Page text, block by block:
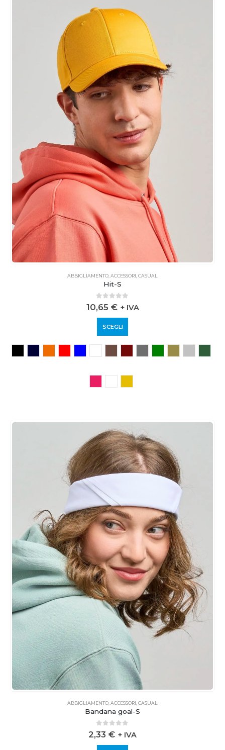
ABBIGLIAMENTO,ACCESSORI,CASUAL
Hit-S
0out of 5
10,65 € + IVA
SCEGLI
ABBIGLIAMENTO ACCESSORI CASUAL
Bandana goal-S
0out of 5
2,33 € + IVA